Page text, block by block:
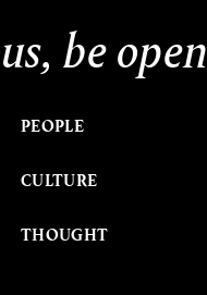
be open
PEOPLE
CULTURE
THOUGHT